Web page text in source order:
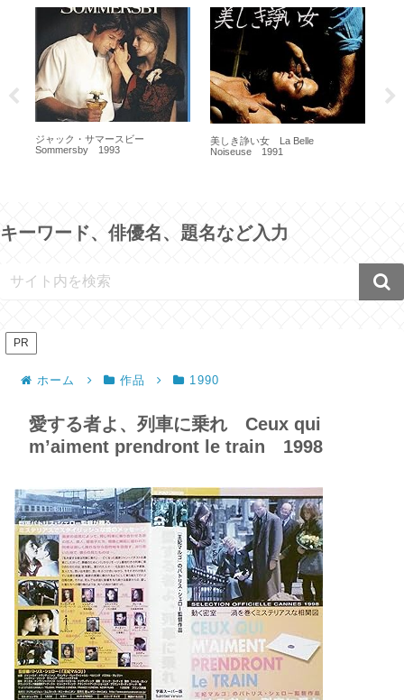
ジャック・サマースビー
Sommersby 1993
美しき諍い女 La Belle
Noiseuse 1991
キーワード、俳優名、題名など入力
PR
ホーム 作品 1990
愛する者よ、列車に乗れ Ceux qui
m’aiment prendront le train 1998